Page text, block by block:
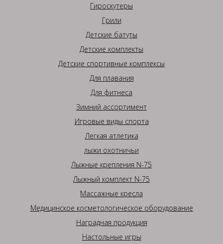
Гироскутеры
Грили
Детские батуты
Детские комплекты
Детские спортивные комплексы
Для плавания
Для фитнеса
Зимний ассортимент
Игровые виды спорта
Легкая атлетика
лыжи охотничьи
Лыжные крепления N-75
Лыжный комплект N-75
Массажные кресла
Медицинское косметологическое оборудование
Наградная продукция
Настольные игры